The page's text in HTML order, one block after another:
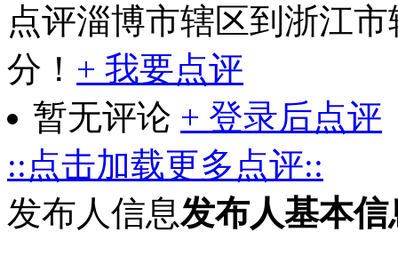
点评淄博市辖区到浙江
分！ + 我要点评
暂无评论 + 登录后点评
::点击加载更多点评::
发布人信息发布人基本信